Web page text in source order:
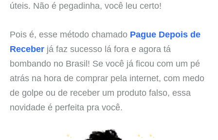
úteis. Não é pegadinha, você leu certo!
Pois é, esse método chamado Pague Depois de
Receber já faz sucesso lá fora e agora tá
bombando no Brasil! Se você já ficou com um pé
atrás na hora de comprar pela internet, com medo
de golpe ou de receber um produto falso, essa
novidade é perfeita pra você.